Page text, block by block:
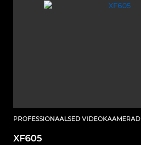
PROFESSIONAALSED VIDEOKAAMERAD
XF605